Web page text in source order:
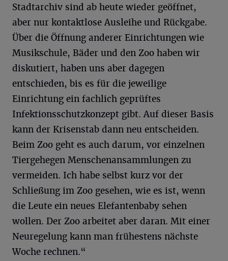
Stadtarchiv sind ab heute wieder geöffnet,
aber nur kontaktlose Ausleihe und Rückgabe.
Über die Öffnung anderer Einrichtungen wie
Musikschule, Bäder und den Zoo haben wir
diskutiert, haben uns aber dagegen
entschieden, bis es für die jeweilige
Einrichtung ein fachlich geprüftes
Infektionsschutzkonzept gibt. Auf dieser Basis
kann der Krisenstab dann neu entscheiden.
Beim Zoo geht es auch darum, vor einzelnen
Tiergehegen Menschenansammlungen zu
vermeiden. Ich habe selbst kurz vor der
Schließung im Zoo gesehen, wie es ist, wenn
die Leute ein neues Elefantenbaby sehen
wollen. Der Zoo arbeitet aber daran. Mit einer
Neuregelung kann man frühestens nächste
Woche rechnen.“